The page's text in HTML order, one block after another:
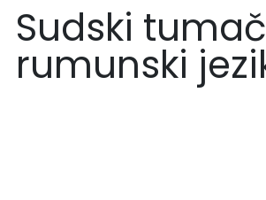
Sudski
rumunski